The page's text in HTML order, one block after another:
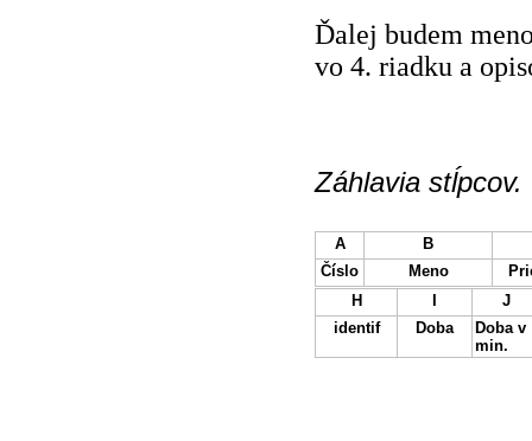
Ďalej budem
vo 4. riadku a
Záhlavia stĺpcov.
A
B
Číslo
Meno
H
J
identif
Doba
Doba v
min.